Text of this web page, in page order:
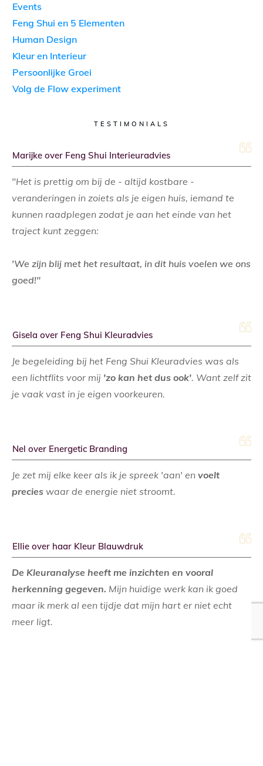
Events
Feng Shui en 5 Elementen
Human Design
Kleur en Interieur
Persoonlijke Groei
Volg de Flow experiment
TESTIMONIALS
Marijke over Feng Shui Interieuradvies
"Het is prettig om bij de - altijd kostbare -
veranderingen in zoiets als je eigen huis, iemand te
kunnen raadplegen zodat je aan het einde van het
traject kunt zeggen:
'We zijn blij met het resultaat, in dit huis voelen we ons
goed!"
Gisela over Feng Shui Kleuradvies
Je begeleiding bij het Feng Shui Kleuradvies was als
een lichtflits voor mij 'zo kan het dus ook'. Want zelf zit
je vaak vast in je eigen voorkeuren.
Nel over Energetic Branding
Je zet mij elke keer als ik je spreek 'aan' en voelt
precies waar de energie niet stroomt.
Ellie over haar Kleur Blauwdruk
De Kleuranalyse heeft me inzichten en vooral
herkenning gegeven. Mijn huidige werk kan ik goed
maar ik merk al een tijdje dat mijn hart er niet echt
meer ligt.